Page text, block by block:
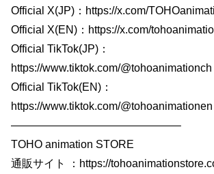
Official X(JP)：https://x.com/
Official X(EN)：https://x.com/
Official TikTok(JP)：
https://www.tiktok.com/@tohoanimationch
Official TikTok(EN)：
https://www.tiktok.com/@tohoanimationen
———————————————–
TOHO animation STORE
通販サイト ：https://